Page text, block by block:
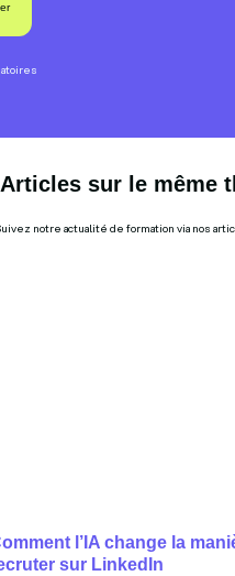
Articles sur le même
notre actualité de formation via nos
l’IA change la
sur LinkedIn